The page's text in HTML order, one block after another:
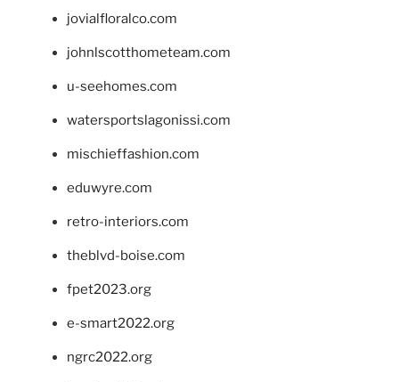
jovialfloralco.com
johnlscotthometeam.com
u-seehomes.com
watersportslagonissi.com
mischieffashion.com
eduwyre.com
retro-interiors.com
theblvd-boise.com
fpet2023.org
e-smart2022.org
ngrc2022.org